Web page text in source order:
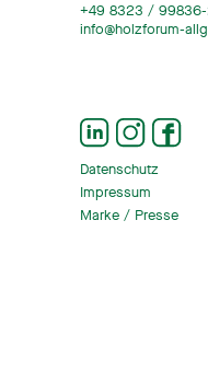
+49 8323 /
info@holzforum-
Datenschutz
Impressum
Marke / Presse